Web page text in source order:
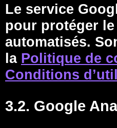
Le service
pour protéger
automatisés.
la Politique de
Conditions
3.2. Google